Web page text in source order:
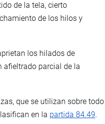
de la tela, cierto
de los hilos y
los hilados de
afieltrado parcial de la
que se utilizan sobre todo
en la partida 84.49.